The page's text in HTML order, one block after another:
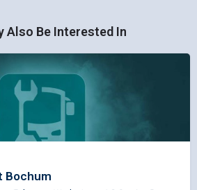
Also Be Interested In
Bochum